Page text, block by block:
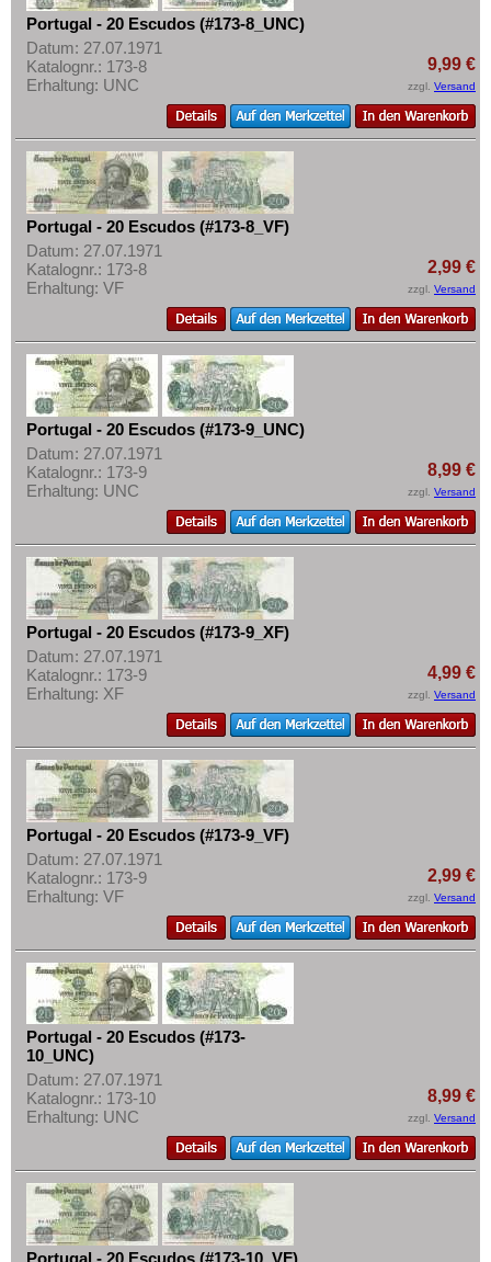
Portugal - 20 Escudos (#173-8_UNC)
Datum: 27.07.1971
Katalognr.: 173-8
Erhaltung: UNC
9,99 €
zzgl. Versand
Portugal - 20 Escudos (#173-8_VF)
Datum: 27.07.1971
Katalognr.: 173-8
Erhaltung: VF
2,99 €
zzgl. Versand
Portugal - 20 Escudos (#173-9_UNC)
Datum: 27.07.1971
Katalognr.: 173-9
Erhaltung: UNC
8,99 €
zzgl. Versand
Portugal - 20 Escudos (#173-9_XF)
Datum: 27.07.1971
Katalognr.: 173-9
Erhaltung: XF
4,99 €
zzgl. Versand
Portugal - 20 Escudos (#173-9_VF)
Datum: 27.07.1971
Katalognr.: 173-9
Erhaltung: VF
2,99 €
zzgl. Versand
Portugal - 20 Escudos (#173-
10_UNC)
Datum: 27.07.1971
Katalognr.: 173-10
Erhaltung: UNC
8,99 €
zzgl. Versand